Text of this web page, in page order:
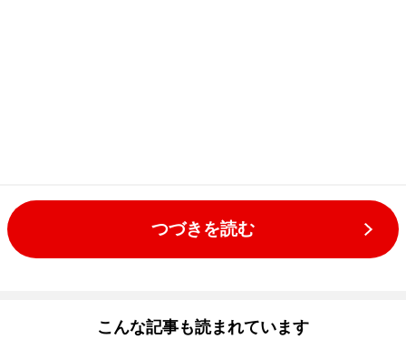
つづきを読む
こんな記事も読まれています